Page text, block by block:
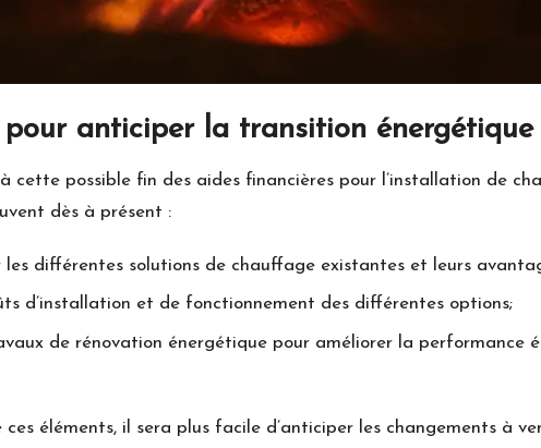
pour anticiper la transition énergétique
cette possible fin des aides financières pour l’installation de
dès à présent :
les différentes solutions de chauffage existantes et leurs
d’installation et de fonctionnement des différentes options;
de rénovation énergétique pour améliorer la performance
éléments, il sera plus facile d’anticiper les changements à